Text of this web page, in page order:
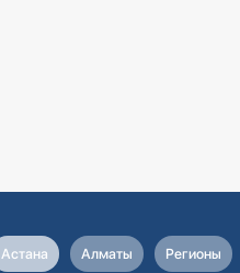
Астана Алматы Регионы